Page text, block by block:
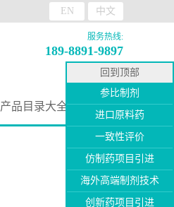
EN 中文
服务热线:
189-8891-9897
产品目录大全
回到顶部
参比制剂
进口原料药
一致性评价
仿制药项目引进
海外高端制剂技术
创新药项目引进